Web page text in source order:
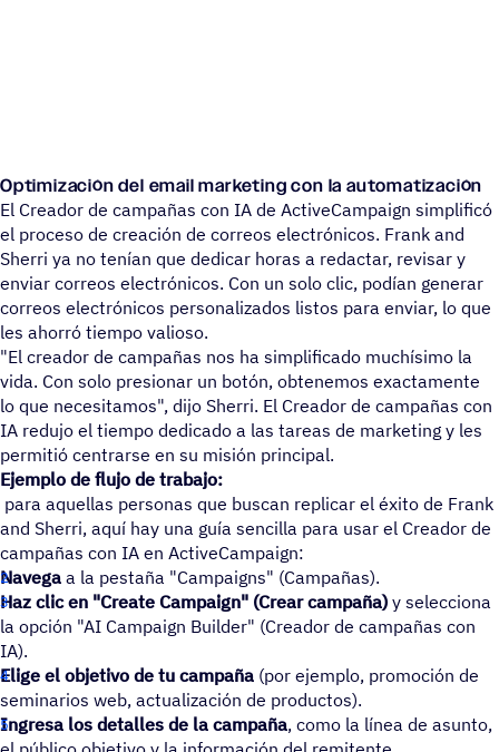
Optimización del email marketing con la automatización
El Creador de campañas con IA de ActiveCampaign simplificó
el proceso de creación de correos electrónicos. Frank and
Sherri ya no tenían que dedicar horas a redactar, revisar y
enviar correos electrónicos. Con un solo clic, podían generar
correos electrónicos personalizados listos para enviar, lo que
les ahorró tiempo valioso.
"El creador de campañas nos ha simplificado muchísimo la
vida. Con solo presionar un botón, obtenemos exactamente
lo que necesitamos", dijo Sherri. El Creador de campañas con
IA redujo el tiempo dedicado a las tareas de marketing y les
permitió centrarse en su misión principal.
Ejemplo de flujo de trabajo:
para aquellas personas que buscan replicar el éxito de Frank
and Sherri, aquí hay una guía sencilla para usar el Creador de
campañas con IA en ActiveCampaign:
Navega a la pestaña "Campaigns" (Campañas).
Haz clic en "Create Campaign" (Crear campaña) y selecciona
la opción "AI Campaign Builder" (Creador de campañas con
IA).
Elige el objetivo de tu campaña (por ejemplo, promoción de
seminarios web, actualización de productos).
Ingresa los detalles de la campaña, como la línea de asunto,